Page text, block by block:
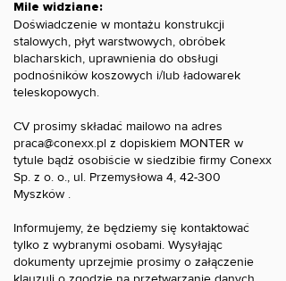
Mile widziane:
Doświadczenie w montażu konstrukcji
stalowych, płyt warstwowych, obróbek
blacharskich, uprawnienia do obsługi
podnośników koszowych i/lub ładowarek
teleskopowych.
CV prosimy składać mailowo na adres
praca@conexx.pl z dopiskiem MONTER w
tytule bądź osobiście w siedzibie firmy Conexx
Sp. z o. o., ul. Przemysłowa 4, 42-300
Myszków .
Informujemy, że będziemy się kontaktować
tylko z wybranymi osobami. Wysyłając
dokumenty uprzejmie prosimy o załączenie